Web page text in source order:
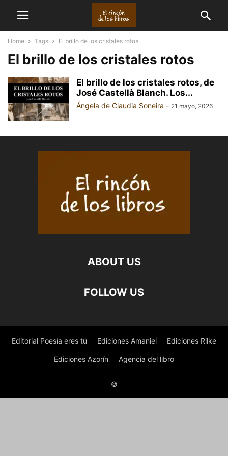
Home Tags El brillo de los cristales rotos
El brillo de los cristales rotos
El brillo de los cristales rotos, de
José Castellà Blanch. Los...
Ángela de Claudia Soneira - 21 mayo, 2026
ABOUT US
FOLLOW US
Editorial Poesía eres tú Ediciones Amaniel Ediciones Rilke
Ediciones Azorín Agencia del libro
©